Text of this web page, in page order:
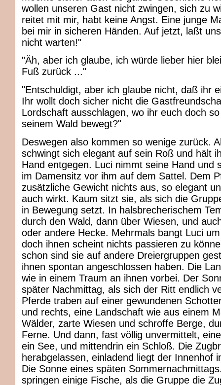
wollen unseren Gast nicht zwingen, sich zu
reitet mit mir, habt keine Angst. Eine junge
bei mir in sicheren Händen. Auf jetzt, laßt
nicht warten!"
"Äh, aber ich glaube, ich würde lieber hier
Fuß zurück ..."
"Entschuldigt, aber ich glaube nicht, daß ihr
Ihr wollt doch sicher nicht die
Lordschaft ausschlagen, wo ihr euch doch
seinem Wald bewegt?"
Deswegen also kommen so wenige zurück.
schwingt sich elegant auf sein Roß und hält
Hand entgegen. Luci nimmt seine Hand und
im Damensitz vor ihm auf dem Sattel. Dem
zusätzliche Gewicht nichts aus, so elegant
auch wirkt. Kaum sitzt sie, als sich die
in Bewegung setzt. In halsbrecherischem
durch den Wald, dann über Wiesen, und
oder andere Hecke. Mehrmals bangt Luci
doch ihnen scheint nichts passieren zu
schon sind sie auf andere Dreiergruppen
ihnen spontan angeschlossen haben. Die
wie in einem Traum an ihnen vorbei. Der
später Nachmittag, als sich der Ritt endlich
Pferde traben auf einer gewundenen
und rechts, eine Landschaft wie aus einem
Wälder, zarte Wiesen und schroffe Berge,
Ferne. Und dann, fast völlig unvermittelt,
ein See, und mittendrin ein Schloß. Die
herabgelassen, einladend liegt der Innenhof
Die Sonne eines späten
springen einige Fische, als die Gruppe die